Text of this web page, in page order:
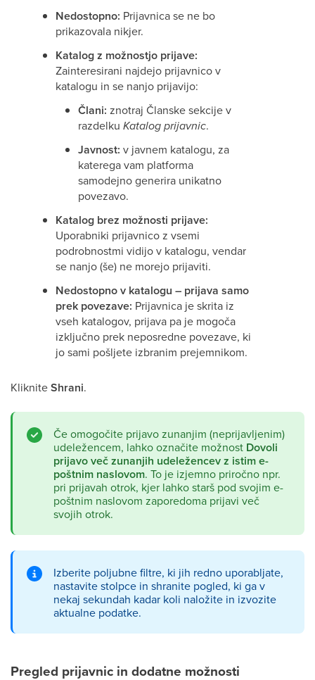
Nedostopno: Prijavnica se ne bo
prikazovala nikjer.
Katalog z možnostjo prijave:
Zainteresirani najdejo prijavnico v
katalogu in se nanjo prijavijo:
Člani: znotraj Članske sekcije v
razdelku Katalog prijavnic.
Javnost: v javnem katalogu, za
katerega vam platforma
samodejno generira unikatno
povezavo.
Katalog brez možnosti prijave:
Uporabniki prijavnico z vsemi
podrobnostmi vidijo v katalogu, vendar
se nanjo (še) ne morejo prijaviti.
Nedostopno v katalogu – prijava samo
prek povezave: Prijavnica je skrita iz
vseh katalogov, prijava pa je mogoča
izključno prek neposredne povezave, ki
jo sami pošljete izbranim prejemnikom.
KlikniteShrani.
Če omogočite prijavo zunanjim (neprijavljenim)
udeležencem, lahko označite možnost Dovoli
prijavo več zunanjih udeležencev z istim e-
poštnim naslovom. To je izjemno priročno npr.
pri prijavah otrok, kjer lahko starš pod svojim e-
poštnim naslovom zaporedoma prijavi več
svojih otrok.
Izberite poljubne filtre, ki jih redno uporabljate,
nastavite stolpce in shranite pogled, ki ga v
nekaj sekundah kadar koli naložite in izvozite
aktualne podatke.
Pregled prijavnic in dodatne možnosti